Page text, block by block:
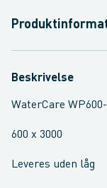
Beskrivelse
WaterCare
600 x 3000
Leveres uden låg